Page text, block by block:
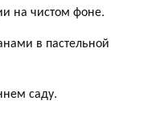
на чистом фоне.
в пастельной
саду.